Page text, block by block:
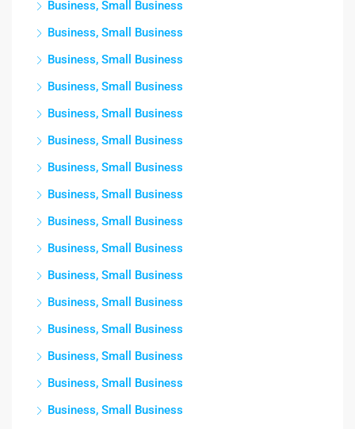
Business, Small Business
Business, Small Business
Business, Small Business
Business, Small Business
Business, Small Business
Business, Small Business
Business, Small Business
Business, Small Business
Business, Small Business
Business, Small Business
Business, Small Business
Business, Small Business
Business, Small Business
Business, Small Business
Business, Small Business
Business, Small Business